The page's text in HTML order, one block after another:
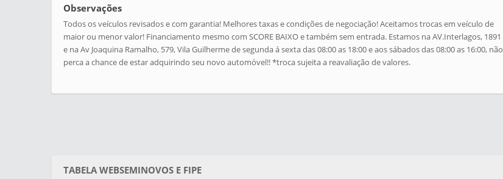
Observações
Todos os veículos revisados e com garantia! Melhores taxas e condições de negociação! Aceitamos trocas em veículo de
maior ou menor valor! Financiamento mesmo com SCORE BAIXO e também sem entrada. Estamos na AV.Interlagos, 1891
e na Av Joaquina Ramalho, 579, Vila Guilherme de segunda á sexta das 08:00 as 18:00 e aos sábados das 08:00 as 16:00, não
perca a chance de estar adquirindo seu novo automóvel!! *troca sujeita a reavaliação de valores.
TABELA WEBSEMINOVOS E FIPE